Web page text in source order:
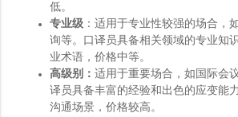
低。
专业级 ：适用于专业性较强的场合，
询等。口译员具备相关领域的专业知
业术语，价格中等。
高级别：适用于重要场合，如国际会
译员具备丰富的经验和出色的应变能
沟通场景，价格较高。